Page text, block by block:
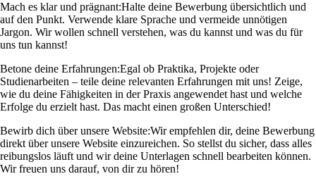
Mach es klar und prägnant:Halte deine Bewerbung übersichtlich und
auf den Punkt. Verwende klare Sprache und vermeide unnötigen
Jargon. Wir wollen schnell verstehen, was du kannst und was du für
uns tun kannst!
Betone deine Erfahrungen:Egal ob Praktika, Projekte oder
Studienarbeiten – teile deine relevanten Erfahrungen mit uns! Zeige,
wie du deine Fähigkeiten in der Praxis angewendet hast und welche
Erfolge du erzielt hast. Das macht einen großen Unterschied!
Bewirb dich über unsere Website:Wir empfehlen dir, deine Bewerbung
direkt über unsere Website einzureichen. So stellst du sicher, dass alles
reibungslos läuft und wir deine Unterlagen schnell bearbeiten können.
Wir freuen uns darauf, von dir zu hören!